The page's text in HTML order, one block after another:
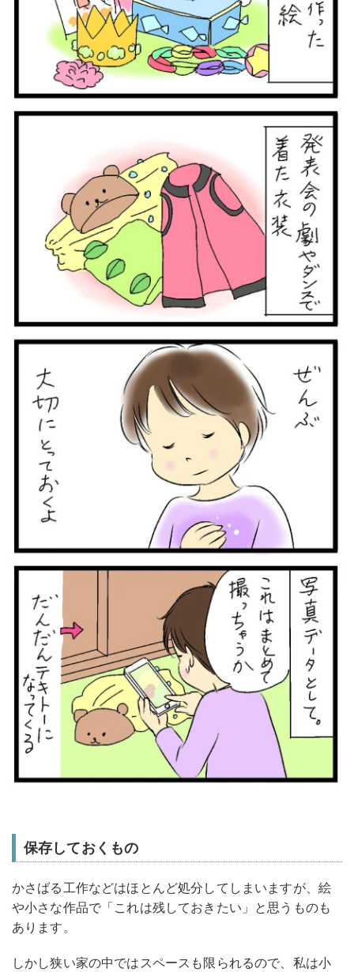
保存しておくもの
かさばる工作などはほとんど処分してしまいますが、絵
や小さな作品で「これは残しておきたい」と思うものも
あります。
しかし狭い家の中ではスペースも限られるので、私は小